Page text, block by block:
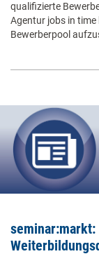
qualifizierte
Agentur jobs in time
Bewerberpool